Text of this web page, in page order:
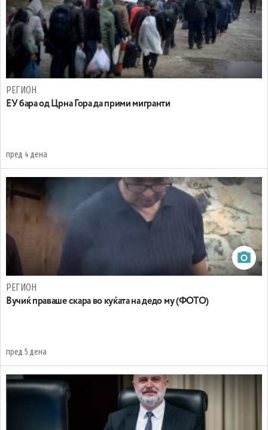
РЕГИОН
EУ бара од Црна Гора да прими мигранти
пред 4 дена
РЕГИОН
Вучиќ праваше скара во куќата на дедо му (ФОТО)
пред 5 дена